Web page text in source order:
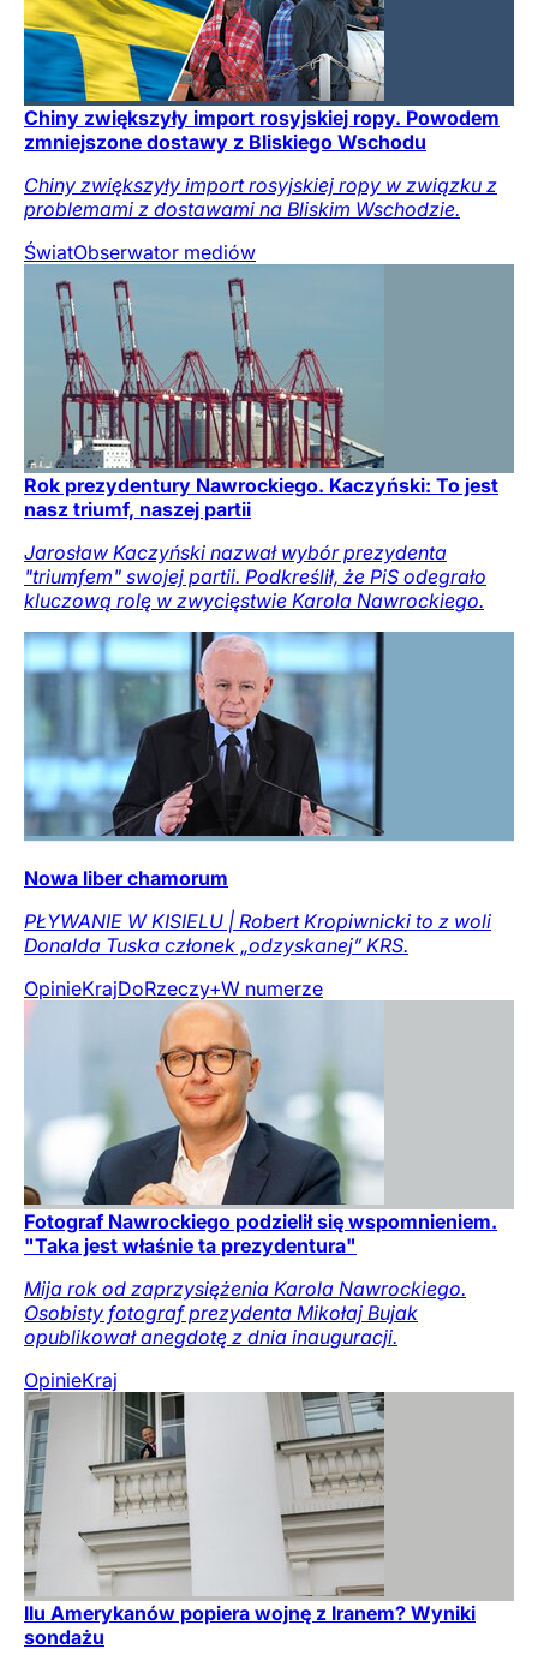
Chiny zwiększyły import rosyjskiej ropy. Powodem
zmniejszone dostawy z Bliskiego Wschodu
Chiny zwiększyły import rosyjskiej ropy w związku z
problemami z dostawami na Bliskim Wschodzie.
ŚwiatObserwator mediów
Rok prezydentury Nawrockiego. Kaczyński: To jest
nasz triumf, naszej partii
Jarosław Kaczyński nazwał wybór prezydenta
"triumfem" swojej partii. Podkreślił, że PiS odegrało
kluczową rolę w zwycięstwie Karola Nawrockiego.
Nowa liber chamorum
PŁYWANIE W KISIELU | Robert Kropiwnicki to z woli
Donalda Tuska członek „odzyskanej” KRS.
OpinieKrajDoRzeczy+W numerze
Fotograf Nawrockiego podzielił się wspomnieniem.
"Taka jest właśnie ta prezydentura"
Mija rok od zaprzysiężenia Karola Nawrockiego.
Osobisty fotograf prezydenta Mikołaj Bujak
opublikował anegdotę z dnia inauguracji.
OpinieKraj
Ilu Amerykanów popiera wojnę z Iranem? Wyniki
sondażu